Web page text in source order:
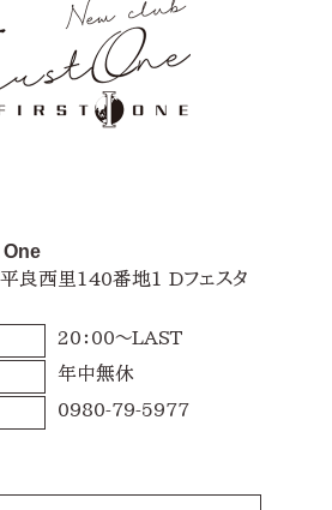
良西里140番地1 Dフェスタ
20：00～LAST
年中無休
0980-79-5977